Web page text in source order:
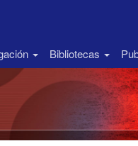
Bibliotecas